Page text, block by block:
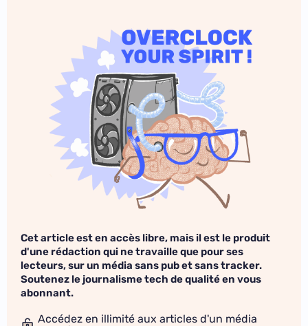
Cet article est en accès libre, mais il est le produit
d'une rédaction qui ne travaille que pour ses
lecteurs, sur un média sans pub et sans tracker.
Soutenez le journalisme tech de qualité en vous
abonnant.
Accédez en illimité aux articles d'un média